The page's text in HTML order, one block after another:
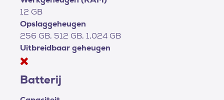
12 GB
Opslaggeheugen
256 GB, 512 GB, 1,024 GB
Uitbreidbaar geheugen
Batterij